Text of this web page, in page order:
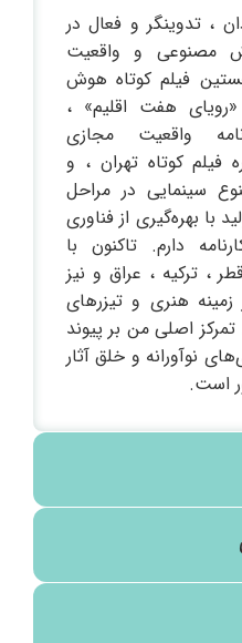
، تدوینگر و فعال در
مصنوعی و واقعیت
فیلم کوتاه هوش
هفت اقلیم» ،
واقعیت مجازی
فیلم کوتاه تهران ، و
سینمایی در مراحل
با بهره‌گیری از فناوری
دارم. تاکنون با
، ترکیه ، عراق و نیز
هنری و تیزرهای
اصلی من بر پیوند
نوآورانه و خلق آثار
است.